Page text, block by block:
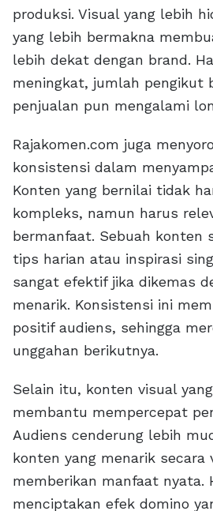
produksi. Visual yang lebih
yang lebih bermakna
lebih dekat dengan brand.
meningkat, jumlah pengikut
penjualan pun mengalami
Rajakomen.com juga
konsistensi dalam
Konten yang bernilai tidak
kompleks, namun harus
bermanfaat. Sebuah konten
tips harian atau inspirasi
sangat efektif jika dikemas
menarik. Konsistensi ini
positif audiens, sehingga
unggahan berikutnya.
Selain itu, konten visual
membantu mempercepat
Audiens cenderung lebih
konten yang menarik secara
memberikan manfaat nyata.
menciptakan efek domino